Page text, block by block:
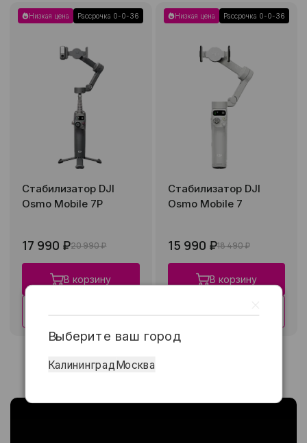
Низкая цена Рассрочка 0-0-36
Стабилизатор DJI
Osmo Mobile 7P
17 990 ₽20 990 ₽
В корзину
Низкая цена Рассрочка 0-0-36
Стабилизатор DJI
Osmo Mobile 7
15 990 ₽18 490 ₽
В корзину
Выберите ваш город
Калининград Москва